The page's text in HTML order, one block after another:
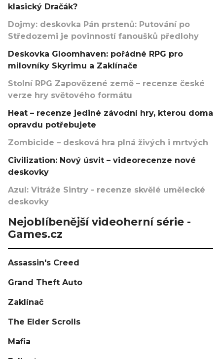
klasický Dračák?
Dojmy: deskovka Pán prstenů: Putování po
Středozemi je povinností fanoušků předlohy
Deskovka Gloomhaven: pořádné RPG pro
milovníky Skyrimu a Zaklínače
Stolní RPG Zapovězené země – recenze české
verze hry světového formátu
Heat – recenze jediné závodní hry, kterou doma
opravdu potřebujete
Zombicide – desková hra plná živých i mrtvých
Civilization: Nový úsvit – videorecenze nové
deskovky
Azul: Vitráže Sintry - recenze skvělé umělecké
deskovky
Nejoblíbenější videoherní série -
Games.cz
Assassin's Creed
Grand Theft Auto
Zaklínač
The Elder Scrolls
Mafia